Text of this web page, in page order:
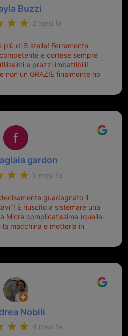
Buzzi
2 mesi fa
di 5 stelle! Ferramenta
e cortese sempre
e prezzi imbattibili!
non un GRAZIE finalmente ho
loro sono riuscita
gardon
5 mesi fa
guadagnato il
È riuscito a sistemare una
Micra complicatissima (quella
macchina e metterla in
Avevo passato mesi con le
era fissata con un filo di
dal blocchetto e
il contatto nel quadro e
po', praticamente entrare e
al Lotto; ormai pensavo
per ricomprarle alla
che la Ferramenta
Nobili
4 mesi fa